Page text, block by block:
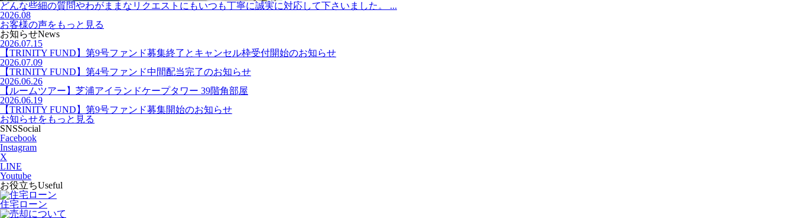
どんな些細の質問やわがままなリクエストにもいつも丁寧に誠実に対応して下さいました。 ...
2026.08
お客様の声をもっと見る
お知らせNews
2026.07.15
【TRINITY FUND】第9号ファンド募集終了とキャンセル枠受付開始のお知らせ
2026.07.09
【TRINITY FUND】第4号ファンド中間配当完了のお知らせ
2026.06.26
【ルームツアー】芝浦アイランドケープタワー 39階角部屋
2026.06.19
【TRINITY FUND】第9号ファンド募集開始のお知らせ
お知らせをもっと見る
SNSSocial
Facebook
Instagram
X
LINE
Youtube
お役立ちUseful
住宅ローン